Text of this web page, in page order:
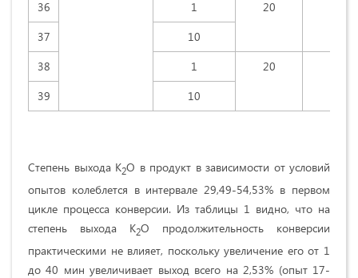
36 1 20
37
10
38
1 20
39
10
Степень выхода К2О в продукт в зависимости от условий
опытов колеблется в интервале 29,49-54,53% в первом
цикле процесса конверсии. Из таблицы 1 видно, что на
степень выхода К2О продолжительность конверсии
практическими не влияет, поскольку увеличение его от 1
до 40 мин увеличивает выход всего на 2,53% (опыт 17-